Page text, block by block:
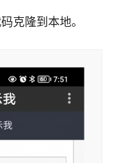
克隆到本地。